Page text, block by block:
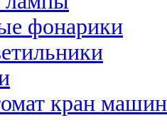
фонарики
кран